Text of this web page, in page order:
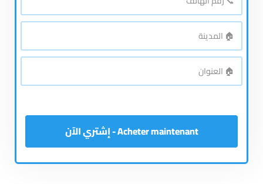
رقم
الهاتف*
🏠
المدينة*
🏠
العنوان*
Acheter maintenant - إشتري الآن